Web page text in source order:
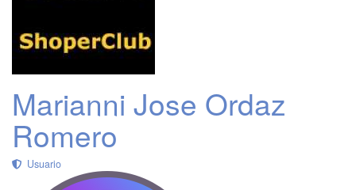
Marianni Jose Ordaz
Romero
Usuario